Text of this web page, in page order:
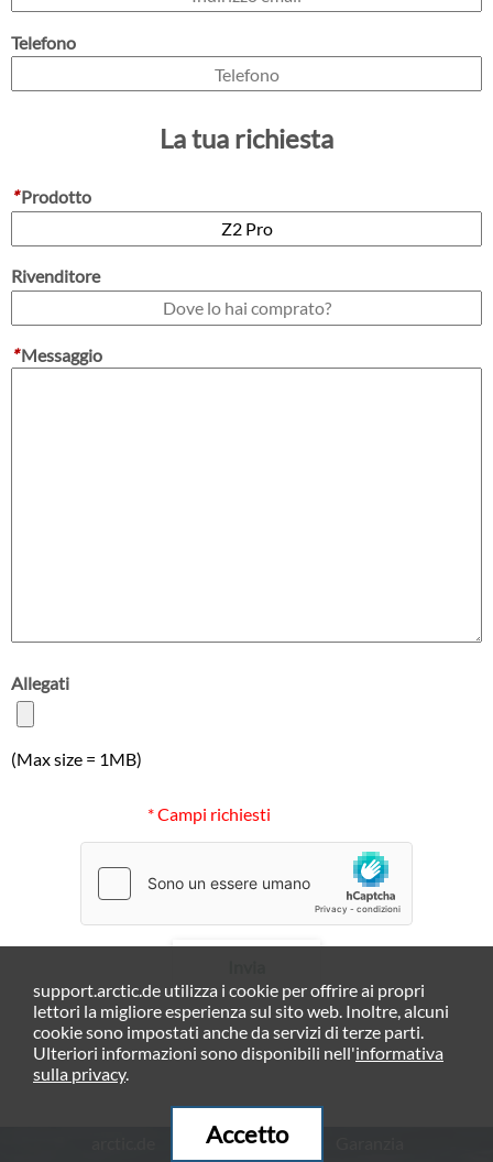
Telefono
La tua richiesta
*Prodotto
Rivenditore
*Messaggio
Allegati
(Max size = 1MB)
* Campi richiesti
support.arctic.de utilizza i cookie per offrire ai propri
lettori la migliore esperienza sul sito web. Inoltre, alcuni
cookie sono impostati anche da servizi di terze parti.
Ulteriori informazioni sono disponibili nell'informativa
sulla privacy.
Accetto